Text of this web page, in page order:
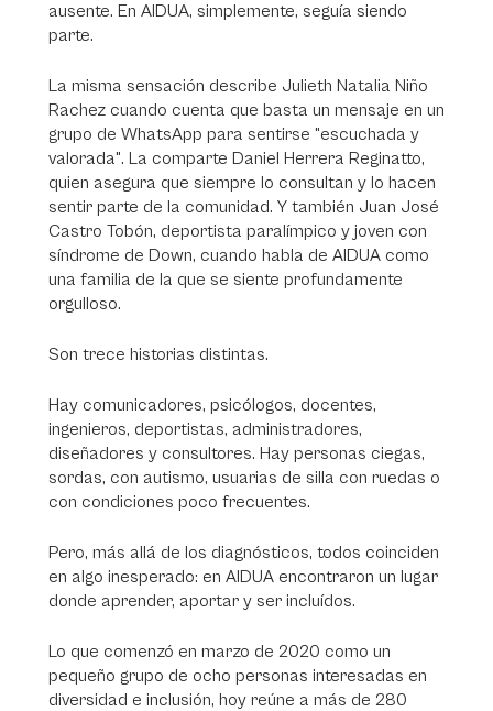
ausente. En AIDUA, simplemente, seguía siendo
parte.
La misma sensación describe Julieth Natalia Niño
Rachez cuando cuenta que basta un mensaje en un
grupo de WhatsApp para sentirse "escuchada y
valorada". La comparte Daniel Herrera Reginatto,
quien asegura que siempre lo consultan y lo hacen
sentir parte de la comunidad. Y también Juan José
Castro Tobón, deportista paralímpico y joven con
síndrome de Down, cuando habla de AIDUA como
una familia de la que se siente profundamente
orgulloso.
Son trece historias distintas.
Hay comunicadores, psicólogos, docentes,
ingenieros, deportistas, administradores,
diseñadores y consultores. Hay personas ciegas,
sordas, con autismo, usuarias de silla con ruedas o
con condiciones poco frecuentes.
Pero, más allá de los diagnósticos, todos coinciden
en algo inesperado: en AIDUA encontraron un lugar
donde aprender, aportar y ser incluídos.
Lo que comenzó en marzo de 2020 como un
pequeño grupo de ocho personas interesadas en
diversidad e inclusión, hoy reúne a más de 280